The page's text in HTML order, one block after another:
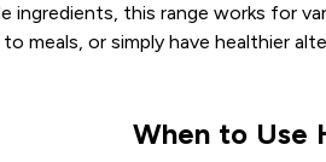
this range works for
or simply have healthier
When to Use